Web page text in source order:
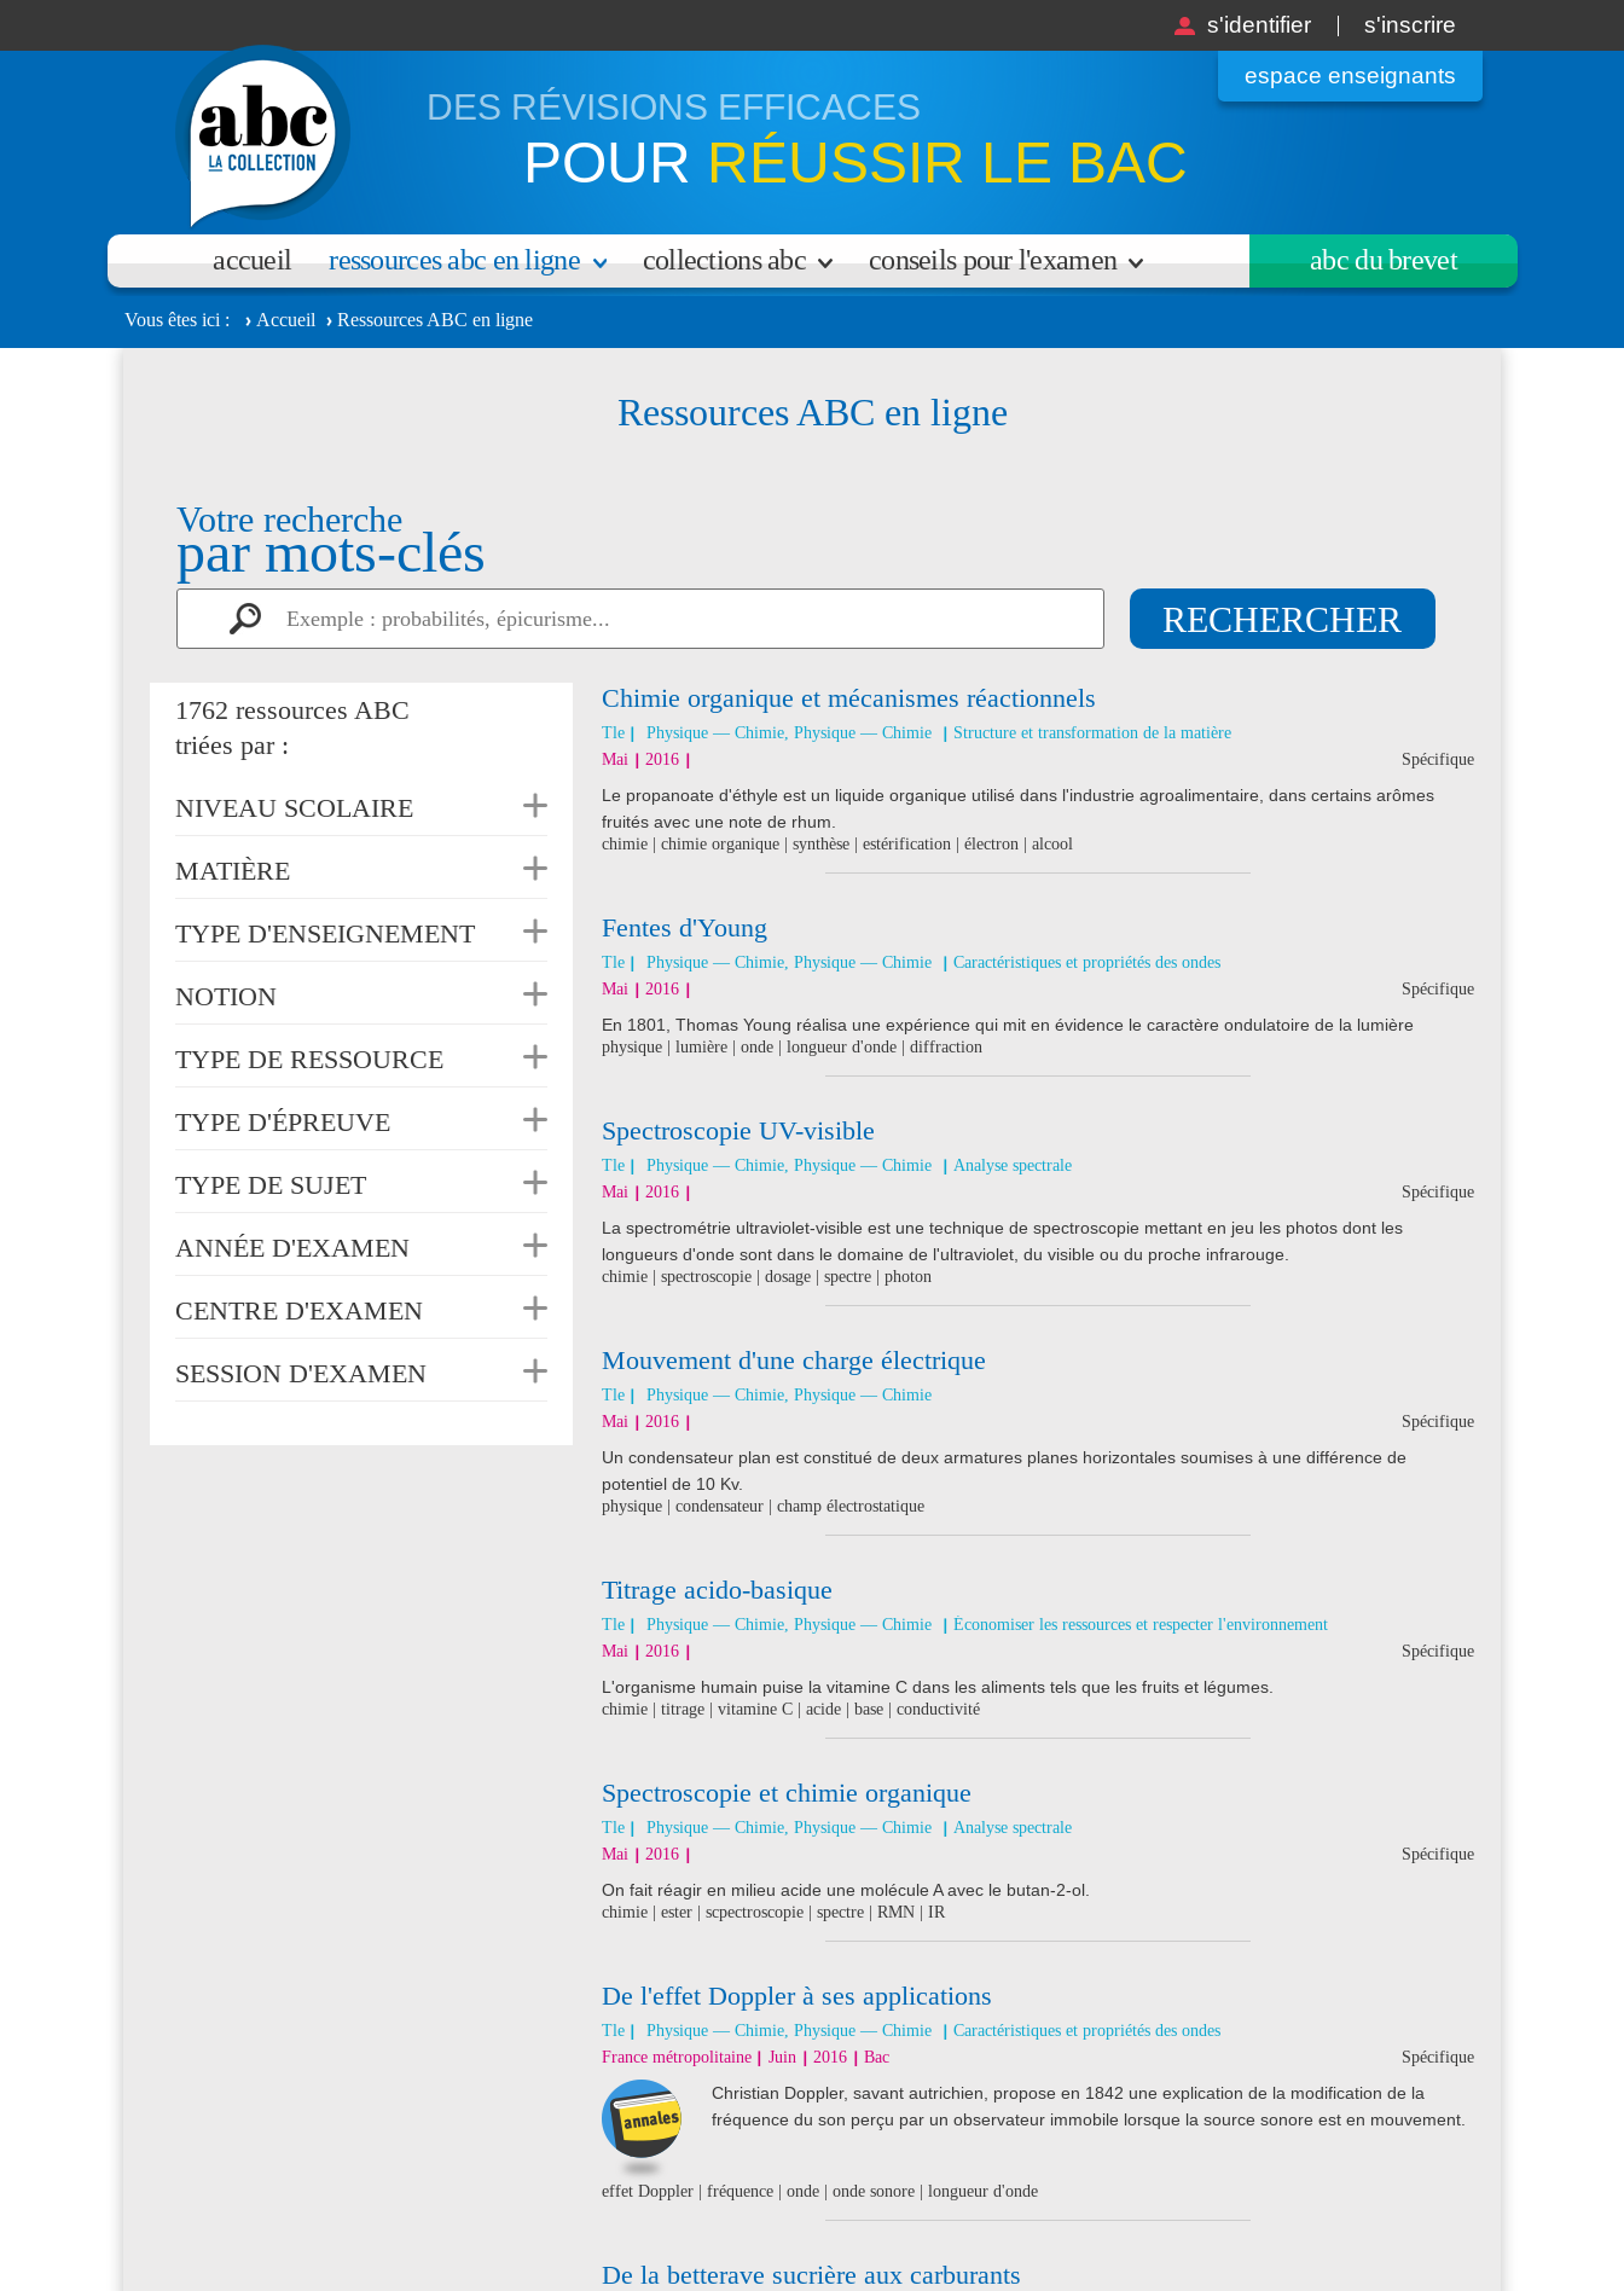
s'identifier
s'inscrire
espace enseignants
DES RÉVISIONS EFFICACES
POUR RÉUSSIR LE BAC
accueil ressources abc en ligne collections abc conseils pour l'examen abc du brevet
Vous êtes ici Accueil Ressources ABC en ligne
Ressources ABC en ligne
Votre recherche
par mots-clés
1762 ressources ABC
triées par :
NIVEAU SCOLAIRE
MATIÈRE
TYPE D'ENSEIGNEMENT
NOTION
TYPE DE RESSOURCE
TYPE D'ÉPREUVE
TYPE DE SUJET
ANNÉE D'EXAMEN
CENTRE D'EXAMEN
SESSION D'EXAMEN
Chimie organique et mécanismes réactionnels
Tle Physique — Chimie, Physique — Chimie
Structure et transformation de la matière
Spécifique
Mai 2016
Le propanoate d'éthyle est un liquide organique utilisé dans l'industrie agroalimentaire, dans certains arômes
fruités avec une note de rhum.
chimie | chimie organique | synthèse | estérification | électron | alcool
Fentes d'Young
Tle Physique — Chimie, Physique — Chimie
Caractéristiques et propriétés des ondes
Spécifique
Mai 2016
En 1801, Thomas Young réalisa une expérience qui mit en évidence le caractère ondulatoire de la lumière
physique | lumière | onde | longueur d'onde | diffraction
Spectroscopie UV-visible
Tle Physique — Chimie, Physique — Chimie
Analyse spectrale
Spécifique
Mai 2016
La spectrométrie ultraviolet-visible est une technique de spectroscopie mettant en jeu les photos dont les
longueurs d'onde sont dans le domaine de l'ultraviolet, du visible ou du proche infrarouge.
chimie | spectroscopie | dosage | spectre | photon
Mouvement d'une charge électrique
Tle
Physique — Chimie, Physique — Chimie
Spécifique
Mai 2016
Un condensateur plan est constitué de deux armatures planes horizontales soumises à une différence de
potentiel de 10 Kv.
physique | condensateur | champ électrostatique
Titrage acido-basique
Tle Physique — Chimie, Physique — Chimie
Économiser les ressources et respecter l'environnement
Spécifique
Mai 2016
L'organisme humain puise la vitamine C dans les aliments tels que les fruits et légumes.
chimie | titrage | vitamine C | acide | base | conductivité
Spectroscopie et chimie organique
Tle Physique — Chimie, Physique — Chimie
Analyse spectrale
Spécifique
Mai 2016
On fait réagir en milieu acide une molécule A avec le butan-2-ol.
chimie | ester | scpectroscopie | spectre | RMN | IR
De l'effet Doppler à ses applications
Tle Physique — Chimie, Physique — Chimie
Caractéristiques et propriétés des ondes
Spécifique
France métropolitaine Juin 2016 Bac
Christian Doppler, savant autrichien, propose en 1842 une explication de la modification de la
fréquence du son perçu par un observateur immobile lorsque la source sonore est en mouvement.
effet Doppler | fréquence | onde | onde sonore | longueur d'onde
De la betterave sucrière aux carburants